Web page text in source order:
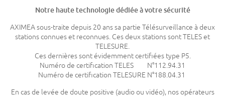
Notre haute technologie dédiée à votre sécurité
AXIMEA sous-traite depuis 20 ans sa partie Télésurveillance à deux
stations connues et reconnues. Ces deux stations sont TELES et
TELESURE.
Ces dernières sont évidemment certifiées type P5.
Numéro de certification TELES N°112.94.31
Numéro de certification TELESURE N°188.04.31
En cas de levée de doute positive (audio ou vidéo), nos opérateurs